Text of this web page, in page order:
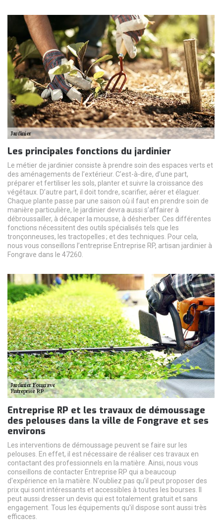
Les principales fonctions du jardinier
Le métier de jardinier consiste à prendre soin des espaces verts et
des aménagements de l’extérieur. C’est-à-dire, d’une part,
préparer et fertiliser les sols, planter et suivre la croissance des
végétaux. D’autre part, il doit tondre, scarifier, aérer et élaguer.
Chaque plante passe par une saison où il faut en prendre soin de
manière particulière, le jardinier devra aussi s’affairer à
débroussailler, à décaper la mousse, à désherber. Ces différentes
fonctions nécessitent des outils spécialisés tels que les
tronçonneuses, les tractopelles ; et des techniques. Pour cela,
nous vous conseillons l’entreprise Entreprise RP, artisan jardinier à
Fongrave dans le 47260.
Entreprise RP et les travaux de démoussage
des pelouses dans la ville de Fongrave et ses
environs
Les interventions de démoussage peuvent se faire sur les
pelouses. En effet, il est nécessaire de réaliser ces travaux en
contactant des professionnels en la matière. Ainsi, nous vous
conseillons de contacter Entreprise RP qui a beaucoup
d'expérience en la matière. N'oubliez pas qu'il peut proposer des
prix qui sont intéressants et accessibles à toutes les bourses. Il
peut aussi dresser un devis qui est totalement gratuit et sans
engagement. Tous les équipements qu'il dispose sont aussi très
efficaces.